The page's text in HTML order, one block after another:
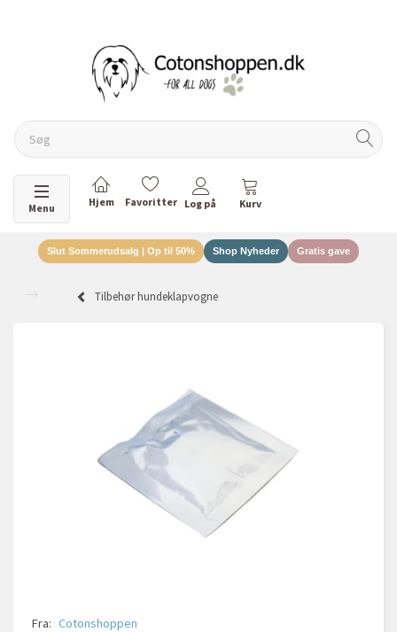
Skifte navigation
Menu
Slut Sommerudsalg | Op til 50% Shop Nyheder Gratis gave
Tilbehør hundeklapvogne
Fra: Cotonshoppen